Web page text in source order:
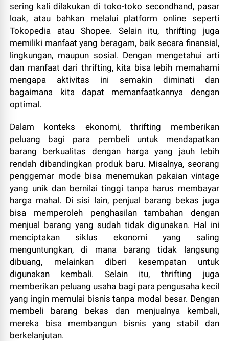
sering kali dilakukan di toko-toko secondhand, pasar
loak, atau bahkan melalui platform online seperti
Tokopedia atau Shopee. Selain itu, thrifting juga
memiliki manfaat yang beragam, baik secara finansial,
lingkungan, maupun sosial. Dengan mengetahui arti
dan manfaat dari thrifting, kita bisa lebih memahami
mengapa aktivitas ini semakin diminati dan
bagaimana kita dapat memanfaatkannya dengan
optimal.
Dalam konteks ekonomi, thrifting memberikan
peluang bagi para pembeli untuk mendapatkan
barang berkualitas dengan harga yang jauh lebih
rendah dibandingkan produk baru. Misalnya, seorang
penggemar mode bisa menemukan pakaian vintage
yang unik dan bernilai tinggi tanpa harus membayar
harga mahal. Di sisi lain, penjual barang bekas juga
bisa memperoleh penghasilan tambahan dengan
menjual barang yang sudah tidak digunakan. Hal ini
menciptakan siklus ekonomi yang saling
menguntungkan, di mana barang tidak langsung
dibuang, melainkan diberi kesempatan untuk
digunakan kembali. Selain itu, thrifting juga
memberikan peluang usaha bagi para pengusaha kecil
yang ingin memulai bisnis tanpa modal besar. Dengan
membeli barang bekas dan menjualnya kembali,
mereka bisa membangun bisnis yang stabil dan
berkelanjutan.